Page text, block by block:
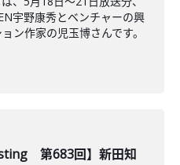
宇野康秀とベンチャーの興
ン作家の児玉博さんです。
第683回】新田知